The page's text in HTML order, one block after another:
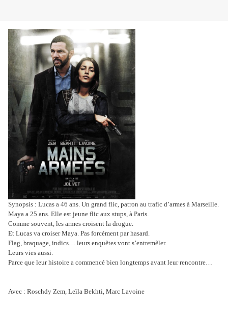
Synopsis : Lucas a 46 ans. Un grand flic, patron au trafic d’armes à Marseille.
Maya a 25 ans. Elle est jeune flic aux stups, à Paris.
Comme souvent, les armes croisent la drogue.
Et Lucas va croiser Maya. Pas forcément par hasard.
Flag, braquage, indics… leurs enquêtes vont s’entremêler.
Leurs vies aussi.
Parce que leur histoire a commencé bien longtemps avant leur rencontre…
Avec : Roschdy Zem, Leïla Bekhti, Marc Lavoine